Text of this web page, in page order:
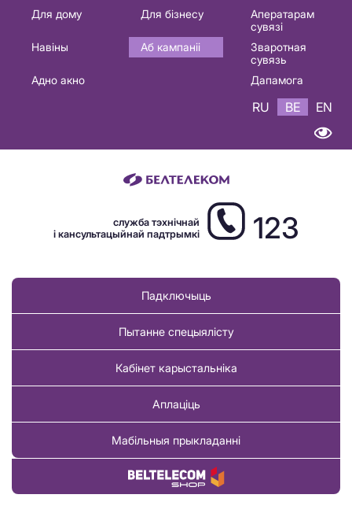
Основная
навигация
Для дому Для бізнесу
Аператарам
сувязі
Навіны
Аб кампаніі
Зваротная
сувязь
Адно акно
Дапамога
RU BE EN
служба тэхнічнай
і кансультацыйнай падтрымкі
123
Падключыць
Пытанне спецыялісту
Кабінет карыстальніка
Аплаціць
Мабільныя прыкладанні
Купіць тавар